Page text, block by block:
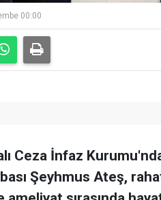
00:00
Ceza İnfaz
Şeyhmus Ateş,